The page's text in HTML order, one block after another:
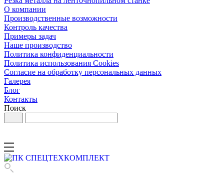
О компании
Производственные возможности
Контроль качества
Примеры задач
Наше производство
Политика конфиденциальности
Политика использования Cookies
Согласие на обработку персональных данных
Галерея
Блог
Контакты
Поиск